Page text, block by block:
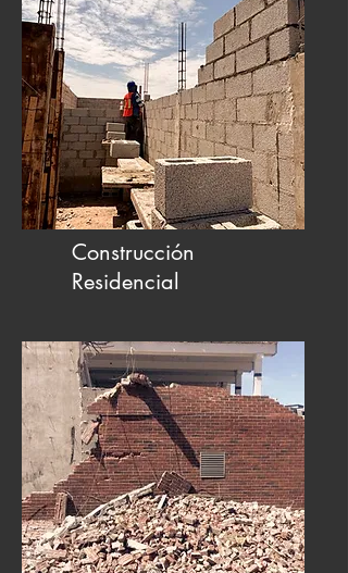
Construcción
Residencial